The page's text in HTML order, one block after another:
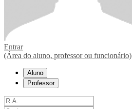
Entrar
(Área do aluno, professor ou funcionário)
Aluno
Professor